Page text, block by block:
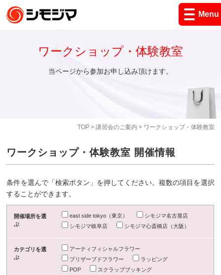
Menu
TOP> 講習会のご案内 > ワークショップ・体験教室
ワークショップ・体験教室
当ページから参加お申し込み頂けます。
ワークショップ・体験教室 開催情報
条件を選んで「検索ボタン」を押してください。複数の項目を選択
することができます。
開催場所を選
ぶ
east side tokyo（東京）
シモジマ名古屋店
シモジマ岐阜店
シモジマ心斎橋店（大阪）
カテゴリを選
ぶ
アーティフィシャルフラワー
プリザーブドフラワー
ラッピング
POP
スクラップブッキング